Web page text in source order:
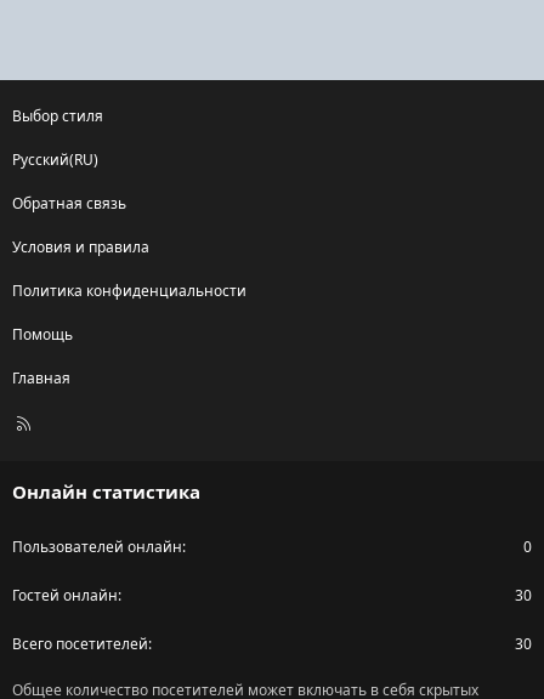
Выбор стиля
Русский(RU)
Обратная связь
Условия и правила
Политика конфиденциальности
Помощь
Главная
R
Онлайн статистика
Пользователей онлайн 0
Гостей онлайн 30
Всего посетителей 30
Общее количество посетителей может включать в себя скрытых